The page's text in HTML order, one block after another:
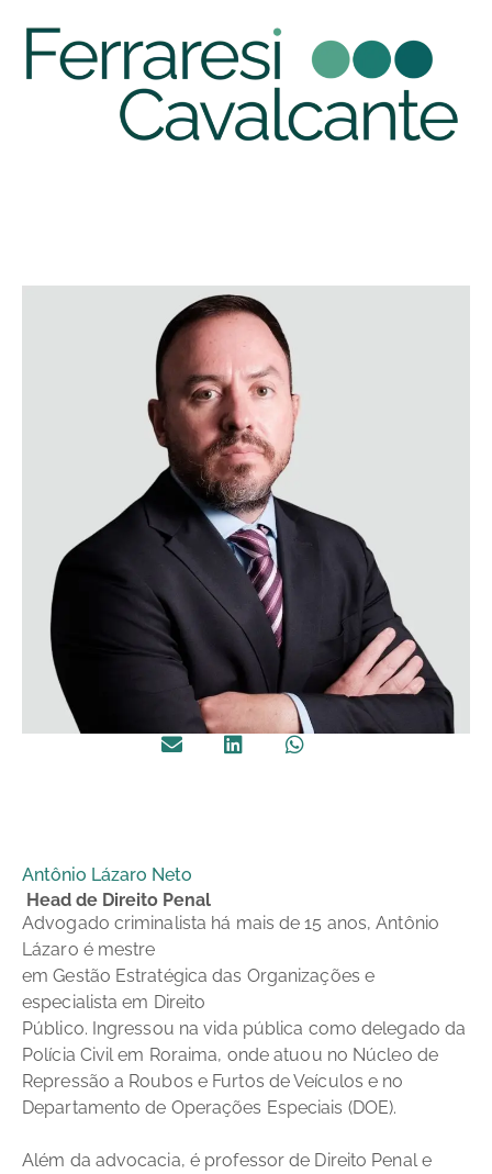
Antônio Lázaro Neto
Head de Direito Penal
Advogado criminalista há mais de 15 anos, Antônio
Lázaro é mestre
em Gestão Estratégica das Organizações e
especialista em Direito
Público. Ingressou na vida pública como delegado da
Polícia Civil em Roraima, onde atuou no Núcleo de
Repressão a Roubos e Furtos de Veículos e no
Departamento de Operações Especiais (DOE).
Além da advocacia, é professor de Direito Penal e